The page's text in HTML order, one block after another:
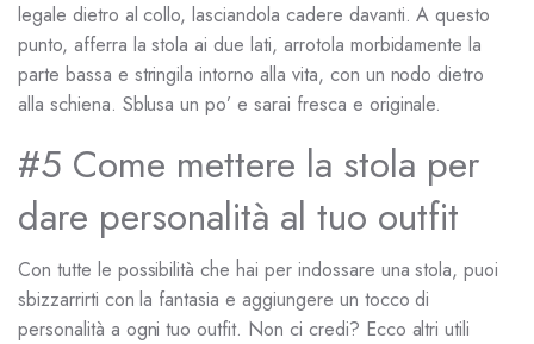
legale dietro al collo, lasciandola cadere davanti. A questo
punto, afferra la stola ai due lati, arrotola morbidamente la
parte bassa e stringila intorno alla vita, con un nodo dietro
alla schiena. Sblusa un po’ e sarai fresca e originale.
#5 Come mettere la stola per
dare personalità al tuo outfit
Con tutte le possibilità che hai per indossare una stola, puoi
sbizzarrirti con la fantasia e aggiungere un tocco di
personalità a ogni tuo outfit. Non ci credi? Ecco altri utili